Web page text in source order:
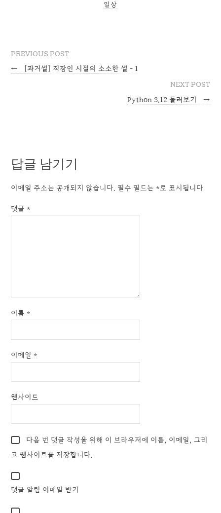
일상
PREVIOUS POST
← [과거썰] 직장인 시절의 소소한 썰 – 1
NEXT POST
Python 3.12 둘러보기 →
답글 남기기
이메일 주소는 공개되지 않습니다. 필수 필드는 *로 표시됩니다
댓글 *
이름 *
이메일 *
웹사이트
다음 번 댓글 작성을 위해 이 브라우저에 이름, 이메일, 그리
고 웹사이트를 저장합니다.
댓글 알림 이메일 받기